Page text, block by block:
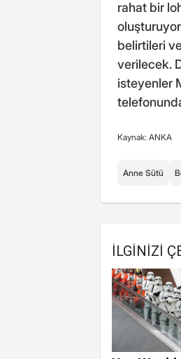
rahat bir
belirtileri
verilecek.
isteyenler
Kaynak: ANKA
Anne Sütü